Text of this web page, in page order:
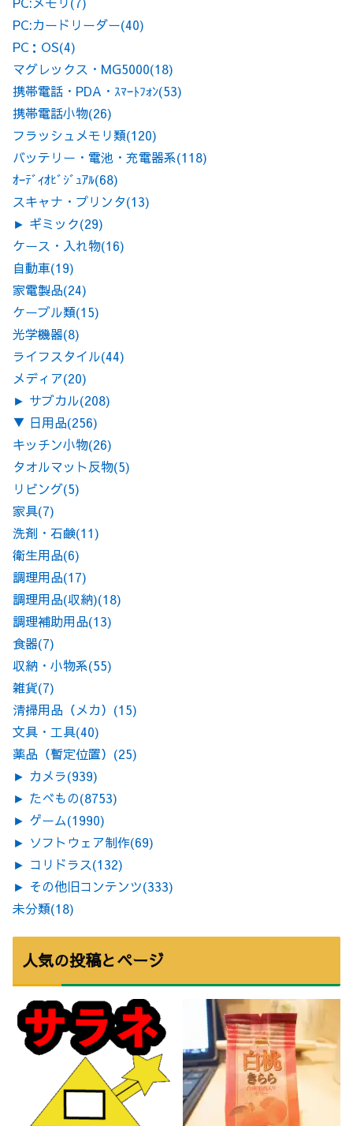
PC:カードリーダー(40)
PC：OS(4)
マグレックス・MG5000(18)
携帯電話・PDA・ｽﾏｰﾄﾌｫﾝ(53)
携帯電話小物(26)
フラッシュメモリ類(120)
バッテリー・電池・充電器系(118)
ｵｰﾃﾞｨｵﾋﾞｼﾞｭｱﾙ(68)
スキャナ・プリンタ(13)
► ギミック(29)
ケース・入れ物(16)
自動車(19)
家電製品(24)
ケーブル類(15)
光学機器(8)
ライフスタイル(44)
メディア(20)
► サブカル(208)
▼ 日用品(256)
キッチン小物(26)
タオルマット反物(5)
リビング(5)
家具(7)
洗剤・石鹸(11)
衛生用品(6)
調理用品(17)
調理用品(収納)(18)
調理補助用品(13)
食器(7)
収納・小物系(55)
雑貨(7)
清掃用品（メカ） (15)
文具・工具(40)
薬品（暫定位置） (25)
► カメラ(939)
► たべもの(8753)
► ゲーム(1990)
► ソフトウェア制作(69)
► コリドラス(132)
► その他旧コンテンツ(333)
未分類(18)
人気の投稿とページ